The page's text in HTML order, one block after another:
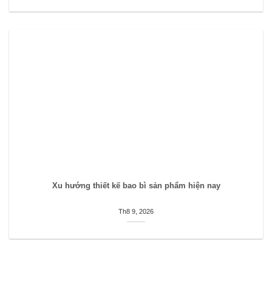
Xu hướng thiết kế bao bì sản phẩm hiện nay
Th8 9, 2026